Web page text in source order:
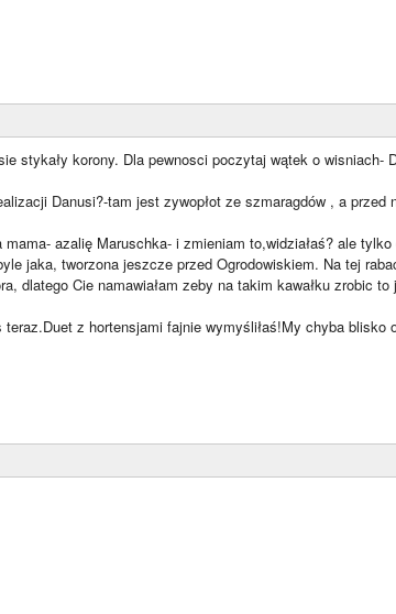
stykały korony. Dla pewnosci poczytaj wątek o wisniach-
Danusi?-tam jest zywopłot ze szmaragdów , a przed
azalię Maruschka- i zmieniam to,widziałaś? ale
jaka, tworzona jeszcze przed Ogrodowiskiem. Na tej
dlatego Cie namawiałam zeby na takim kawałku zrobic to
z hortensjami fajnie wymyśliłaś!My chyba blisko